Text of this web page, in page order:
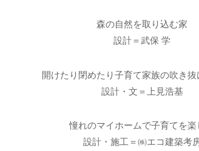
森の自然を取り込む家
設計＝武保 学
開けたり閉めたり子育て家族の吹き
設計・文＝上見浩基
憧れのマイホームで子育てを楽
設計・施工＝㈱エコ建築考